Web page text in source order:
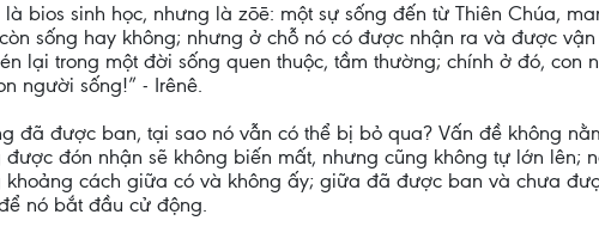
bios sinh học, nhưng là zōē: một sự sống đến từ Thiên Chúa,
sống hay không; nhưng ở chỗ nó có được nhận ra và được
lại trong một đời sống quen thuộc, tầm thường; chính ở đó, con
người sống!” - Irênê.
đã được ban, tại sao nó vẫn có thể bị bỏ qua? Vấn đề không
đón nhận sẽ không biến mất, nhưng cũng không tự lớn lên;
cách giữa có và không ấy; giữa đã được ban và chưa
nó bắt đầu cử động.